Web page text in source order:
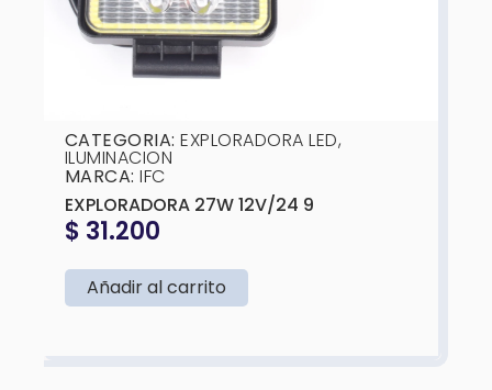
CATEGORIA:EXPLORADORA LED,
ILUMINACION
MARCA:IFC
EXPLORADORA 27W 12V/24 9
$31.200
Añadir al carrito